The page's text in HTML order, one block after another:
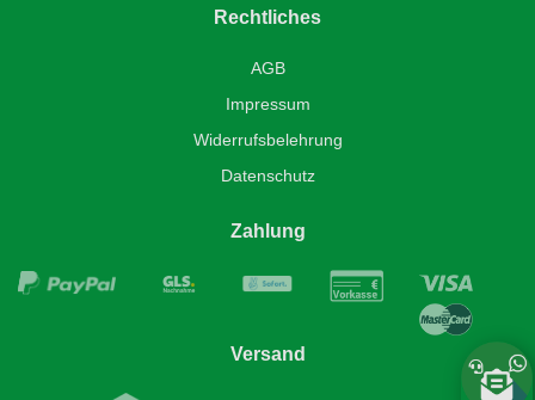
Rechtliches
AGB
Impressum
Widerrufsbelehrung
Datenschutz
Zahlung
Versand